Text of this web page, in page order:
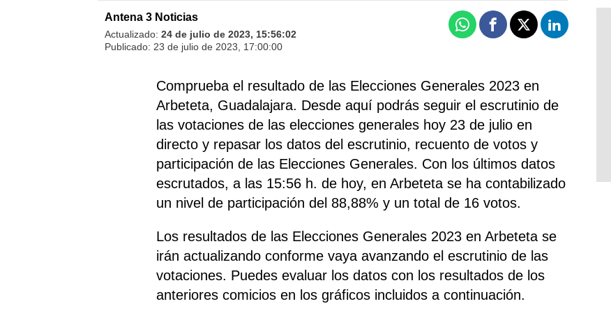
Antena 3 Noticias
Actualizado: 24 de julio de 2023, 15:56:02
Publicado: 23 de julio de 2023, 17:00:00
WhatsappFacebook
X Linkedin
Comprueba el resultado de las Elecciones Generales 2023 en
Arbeteta, Guadalajara. Desde aquí podrás seguir el escrutinio de
las votaciones de las elecciones generales hoy 23 de julio en
directo y repasar los datos del escrutinio, recuento de votos y
participación de las Elecciones Generales. Con los últimos datos
escrutados, a las 15:56 h. de hoy, en Arbeteta se ha contabilizado
un nivel de participación del 88,88% y un total de 16 votos.
Los resultados de las Elecciones Generales 2023 en Arbeteta se
irán actualizando conforme vaya avanzando el escrutinio de las
votaciones. Puedes evaluar los datos con los resultados de los
anteriores comicios en los gráficos incluidos a continuación.